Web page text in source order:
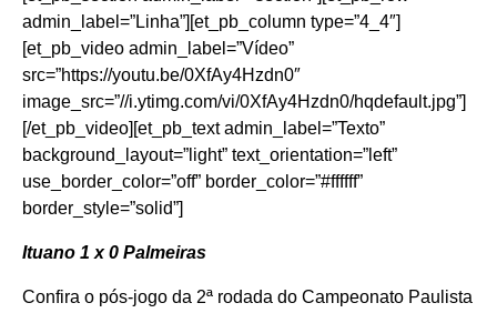
admin_label=”Linha”][et_pb_column type=”4_4″]
[et_pb_video admin_label=”Vídeo”
src=”https://youtu.be/0XfAy4Hzdn0″
image_src=”//i.ytimg.com/vi/0XfAy4Hzdn0/hqdefault.jpg”]
[/et_pb_video][et_pb_text admin_label=”Texto”
background_layout=”light” text_orientation=”left”
use_border_color=”off” border_color=”#ffffff”
border_style=”solid”]
Ituano 1 x 0 Palmeiras
Confira o pós-jogo da 2ª rodada do Campeonato Paulista